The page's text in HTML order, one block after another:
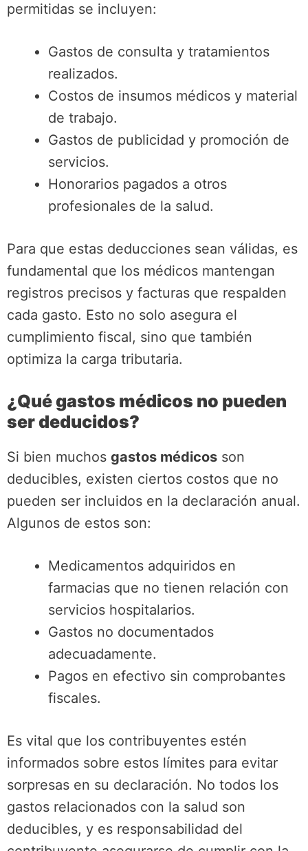
permitidas se incluyen:
Gastos de consulta y tratamientos
realizados.
Costos de insumos médicos y material
de trabajo.
Gastos de publicidad y promoción de
servicios.
Honorarios pagados a otros
profesionales de la salud.
Para que estas deducciones sean válidas, es
fundamental que los médicos mantengan
registros precisos y facturas que respalden
cada gasto. Esto no solo asegura el
cumplimiento fiscal, sino que también
optimiza la carga tributaria.
¿Qué gastos médicos no pueden
ser deducidos?
Si bien muchos gastos médicos son
deducibles, existen ciertos costos que no
pueden ser incluidos en la declaración anual.
Algunos de estos son:
Medicamentos adquiridos en
farmacias que no tienen relación con
servicios hospitalarios.
Gastos no documentados
adecuadamente.
Pagos en efectivo sin comprobantes
fiscales.
Es vital que los contribuyentes estén
informados sobre estos límites para evitar
sorpresas en su declaración. No todos los
gastos relacionados con la salud son
deducibles, y es responsabilidad del